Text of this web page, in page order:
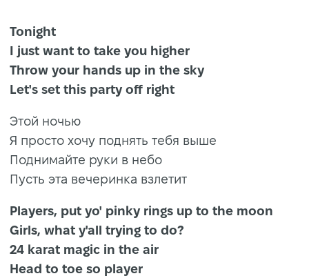
Tonight
I just want to take you higher
Throw your hands up in the sky
Let's set this party off right
Этой ночью
Я просто хочу поднять тебя выше
Поднимайте руки в небо
Пусть эта вечеринка взлетит
Players, put yo' pinky rings up to the moon
Girls, what y'all trying to do?
24 karat magic in the air
Head to toe so player